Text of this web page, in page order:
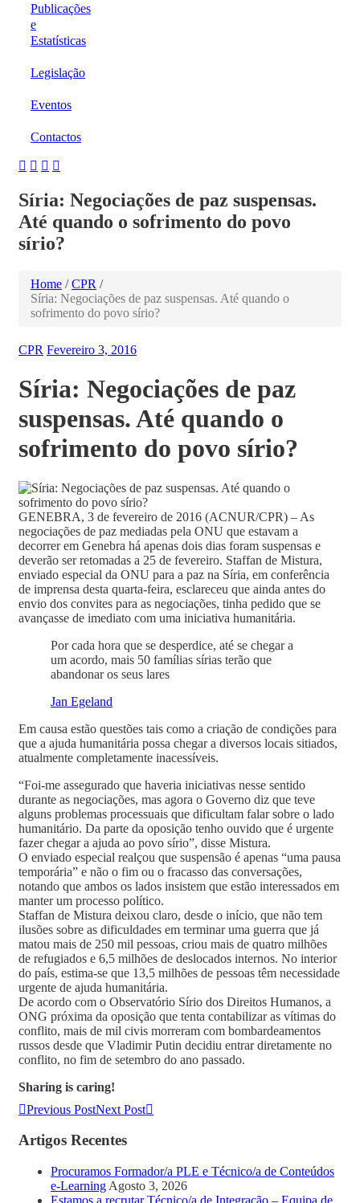
Publicações
e
Estatísticas
Legislação
Eventos
Contactos
Síria: Negociações de paz suspensas.
Até quando o sofrimento do povo
sírio?
Home / CPR /
Síria: Negociações de paz suspensas. Até quando o
sofrimento do povo sírio?
CPR Fevereiro 3, 2016
Síria: Negociações de paz
suspensas. Até quando o
sofrimento do povo sírio?
GENEBRA, 3 de fevereiro de 2016 (ACNUR/CPR) – As
negociações de paz mediadas pela ONU que estavam a
decorrer em Genebra há apenas dois dias foram suspensas e
deverão ser retomadas a 25 de fevereiro. Staffan de Mistura,
enviado especial da ONU para a paz na Síria, em conferência
de imprensa desta quarta-feira, esclareceu que ainda antes do
envio dos convites para as negociações, tinha pedido que se
avançasse de imediato com uma iniciativa humanitária.
Por cada hora que se desperdice, até se chegar a
um acordo, mais 50 famílias sírias terão que
abandonar os seus lares
Jan Egeland
Em causa estão questões tais como a criação de condições para
que a ajuda humanitária possa chegar a diversos locais sitiados,
atualmente completamente inacessíveis.
“Foi-me assegurado que haveria iniciativas nesse sentido
durante as negociações, mas agora o Governo diz que teve
alguns problemas processuais que dificultam falar sobre o lado
humanitário. Da parte da oposição tenho ouvido que é urgente
fazer chegar a ajuda ao povo sírio”, disse Mistura.
O enviado especial realçou que suspensão é apenas “uma pausa
temporária” e não o fim ou o fracasso das conversações,
notando que ambos os lados insistem que estão interessados em
manter um processo político.
Staffan de Mistura deixou claro, desde o início, que não tem
ilusões sobre as dificuldades em terminar uma guerra que já
matou mais de 250 mil pessoas, criou mais de quatro milhões
de refugiados e 6,5 milhões de deslocados internos. No interior
do país, estima-se que 13,5 milhões de pessoas têm necessidade
urgente de ajuda humanitária.
De acordo com o Observatório Sírio dos Direitos Humanos, a
ONG próxima da oposição que tenta contabilizar as vítimas do
conflito, mais de mil civis morreram com bombardeamentos
russos desde que Vladimir Putin decidiu entrar diretamente no
conflito, no fim de setembro do ano passado.
Sharing is caring!
Previous PostNext Post
Artigos Recentes
Procuramos Formador/a PLE e Técnico/a de Conteúdos
e-Learning Agosto 3, 2026